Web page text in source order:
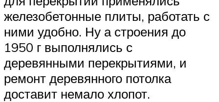
железобетонные плиты, работать с
ними удобно. Ну а строения до
1950 г выполнялись с
деревянными перекрытиями, и
ремонт деревянного потолка
доставит немало хлопот.